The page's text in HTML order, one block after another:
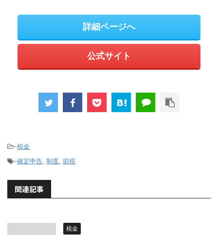
詳細ページへ
公式サイト
-税金
-確定申告, 制度, 節税
関連記事
税金